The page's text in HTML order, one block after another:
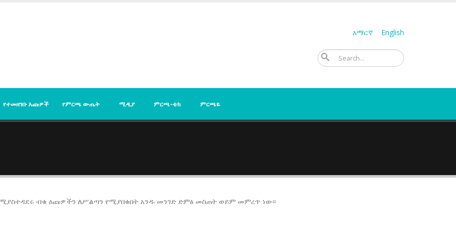
አማርኛ English
የተመዘገቡ እጩዎች የምርጫ ውጤት ሚዲያ ምርጫ-ቴክ ምርጫዬ
ብቁ ዕጩዎችን ለሥልጣን የሚያበቁበት አንዱ መንገድ ድምፅ መስጠት ወይም መምረጥ ነው፡፡